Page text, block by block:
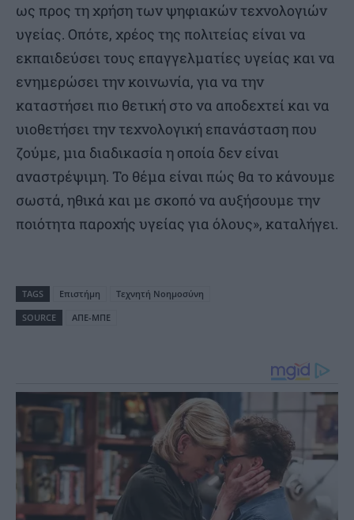
ως προς τη χρήση των ψηφιακών τεχνολογιών
υγείας. Οπότε, χρέος της πολιτείας είναι να
εκπαιδεύσει τους επαγγελματίες υγείας και να
ενημερώσει την κοινωνία, για να την
καταστήσει πιο θετική στο να αποδεχτεί και να
υιοθετήσει την τεχνολογική επανάσταση που
ζούμε, μια διαδικασία η οποία δεν είναι
αναστρέψιμη. Το θέμα είναι πώς θα το κάνουμε
σωστά, ηθικά και με σκοπό να αυξήσουμε την
ποιότητα παροχής υγείας για όλους», καταλήγει.
TAGS Επιστήμη
Τεχνητή Νοημοσύνη
SOURCE
ΑΠΕ-ΜΠΕ